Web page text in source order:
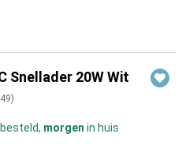
Snellader 20W Wit
)
morgen in huis